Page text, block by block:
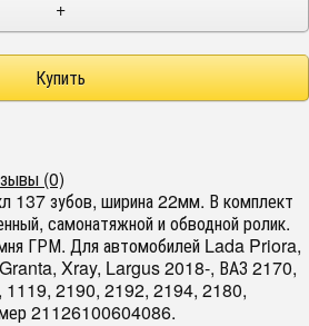
+
(0)
137 зубов, ширина 22мм. В комплект
самонатяжной и обводной ролик.
ГРМ. Для автомобилей Lada Priora,
Xray, Largus 2018-, ВАЗ 2170,
2190, 2192, 2194, 2180,
21126100604086.